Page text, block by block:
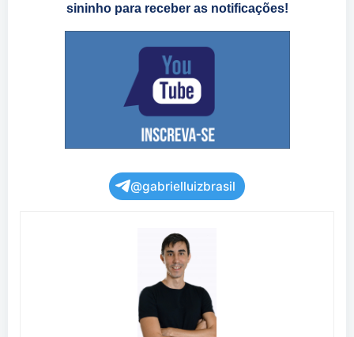
sininho para receber as notificações!
@gabrielluizbrasil